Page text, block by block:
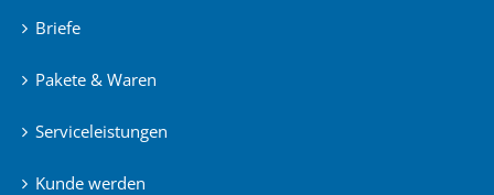
Briefe
Pakete & Waren
Serviceleistungen
Kunde werden